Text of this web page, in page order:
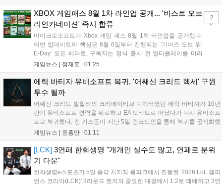
되지 않았으며, 향후 제작진의 공식 발표를 통해 세부 사항이 공개될 예
정이다....
XBOX 게임패스 8월 1차 라인업 공개... '비스트 오브
리인카네이션' 즉시 합류
마이크로소프트가 Xbox 게임 패스 8월 1차 라인업을 공개했다.
이번 업데이트의 핵심은 8월 6일부터 진행되는 '기어즈 오브 워:
E-Day' 오픈 베타로, 구독자는 정식 출시 전 멀티플레이를 미리
체험할 수 있다. 또한 '비스트 오브 리인카네이션' 등 신작들이 출
차적으로 합류한다. 마이크로소프트는 게임 패스를 통해 최신 퍼
스트파티 타이틀과 다양한 장르의 게임을 콘솔, PC, 클라우드 환
경에서 폭넓게 제공하며 생태계를 확장할 계획이다....
게임뉴스 | 정재훈 01:25
2
에릭 바티자 유비소프트 복귀, '어쌔신 크리드 헥세' 구원
투수 될까
어쌔신 크리드 발할라의 크리에이티브 디렉터였던 에릭 바티자가 16년
간의 유비소프트 경력을 뒤로하고 EA 모티브로 떠났다가 다시 유비소프
트로 복귀했다. 장 기스동이 지난 5일 링크드인을 통해 복귀를 공식화했
으며, 구체적인 담당 업무는 미정이나 최근 디렉터가 퇴사한 어쌔신 크
기를 이끈 그의 복귀가 개발 난항을 겪는 헥세에 어떤 활력을 불어넣을
지 업계의 이목이 쏠리고 있다....
게임뉴스 | 윤홍만 01:11
[LCK] 3연패 한화생명 "개개인 실수도 많고, 연패로 분위
기 다운"
한화생명e스포츠가 5일 종각 치지직 롤파크에서 진행된 '2026 LoL 챔피
언스 코리아(LCK)' 3라운드 젠지와 중요한 대결에서 1:2로 패배하고 3연